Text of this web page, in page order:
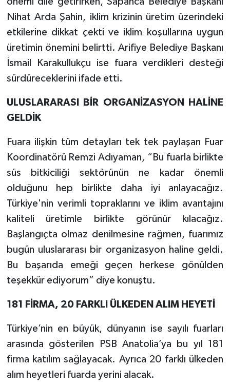
Nihat Arda Şahin, iklim krizinin üretim üzerindeki
etkilerine dikkat çekti ve iklim koşullarına uygun
üretimin önemini belirtti. Arifiye Belediye Başkanı
İsmail Karakullukçu ise fuara verdikleri desteği
sürdüreceklerini ifade etti.
ULUSLARARASI BİR ORGANİZASYON HALİNE
GELDİK
Fuara ilişkin tüm detayları tek tek paylaşan Fuar
Koordinatörü Remzi Adıyaman, “Bu fuarla birlikte
süs bitkiciliği sektörünün ne kadar önemli
olduğunu hep birlikte daha iyi anlayacağız.
Türkiye'nin verimli topraklarını ve iklim avantajını
kaliteli üretimle birlikte görünür kılacağız.
Başlangıçta olmaz denilmesine rağmen, fuarımız
bugün uluslararası bir organizasyon haline geldi.
Bu başarıda emeği geçen herkese gönülden
teşekkür ediyorum” diye konuştu.
181 FİRMA, 20 FARKLI ÜLKEDEN ALIM HEYETİ
Türkiye’nin en büyük, dünyanın ise sayılı fuarları
arasında gösterilen PSB Anatolia’ya bu yıl 181
firma katılım sağlayacak. Ayrıca 20 farklı ülkeden
alım heyetleri fuarda yerini alacak.